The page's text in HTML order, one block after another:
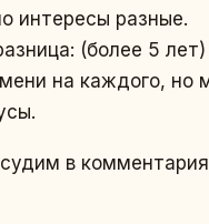
интересы разные.
(более 5 лет)
на каждого, но
в